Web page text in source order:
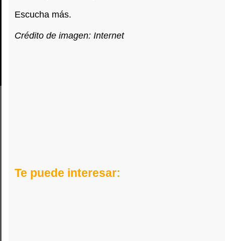
Escucha más.
Crédito de imagen: Internet
Te puede interesar: